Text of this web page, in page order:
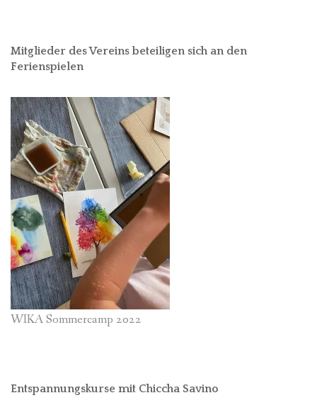
Mitglieder des Vereins beteiligen sich an den
Ferienspielen
WIKA Sommercamp 2022
Entspannungskurse mit Chiccha Savino